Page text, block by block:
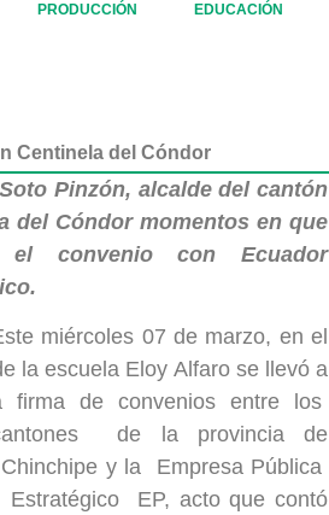
PRODUCCIÓN EDUCACIÓN
Centinela del Cóndor
miércoles 07 de marzo, en el
la escuela Eloy Alfaro se llevó a
firma de convenios entre los
de la provincia de
y la Empresa Pública
Estratégico EP, acto que contó